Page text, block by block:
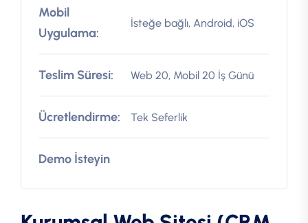
Mobil
Uygulama:
İsteğe bağlı, Android, iOS
Teslim Süresi: Web 20, Mobil 20 İş Günü
Ücretlendirme: Tek Seferlik
Demo İsteyin